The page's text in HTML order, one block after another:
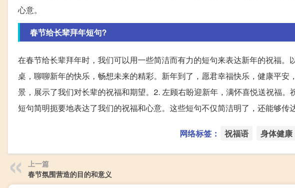
心意。
春节给长辈拜年短句?
在春节给长辈拜年时，我们可以用一些简洁而有力的短句来表达新年的祝福
桌，聊聊新年的快乐，畅想未来的精彩。新年到了，愿君幸福快乐，健康平
景，展示了我们对长辈的祝福和期望。2. 左顾右盼迎新年，满怀喜悦送祝福
短句简明扼要地表达了我们的祝福和心意。这些短句不仅简洁明了，还能够传
网络标签： 祝福语 身体健康
上一篇
春节氛围营造的目的和意义